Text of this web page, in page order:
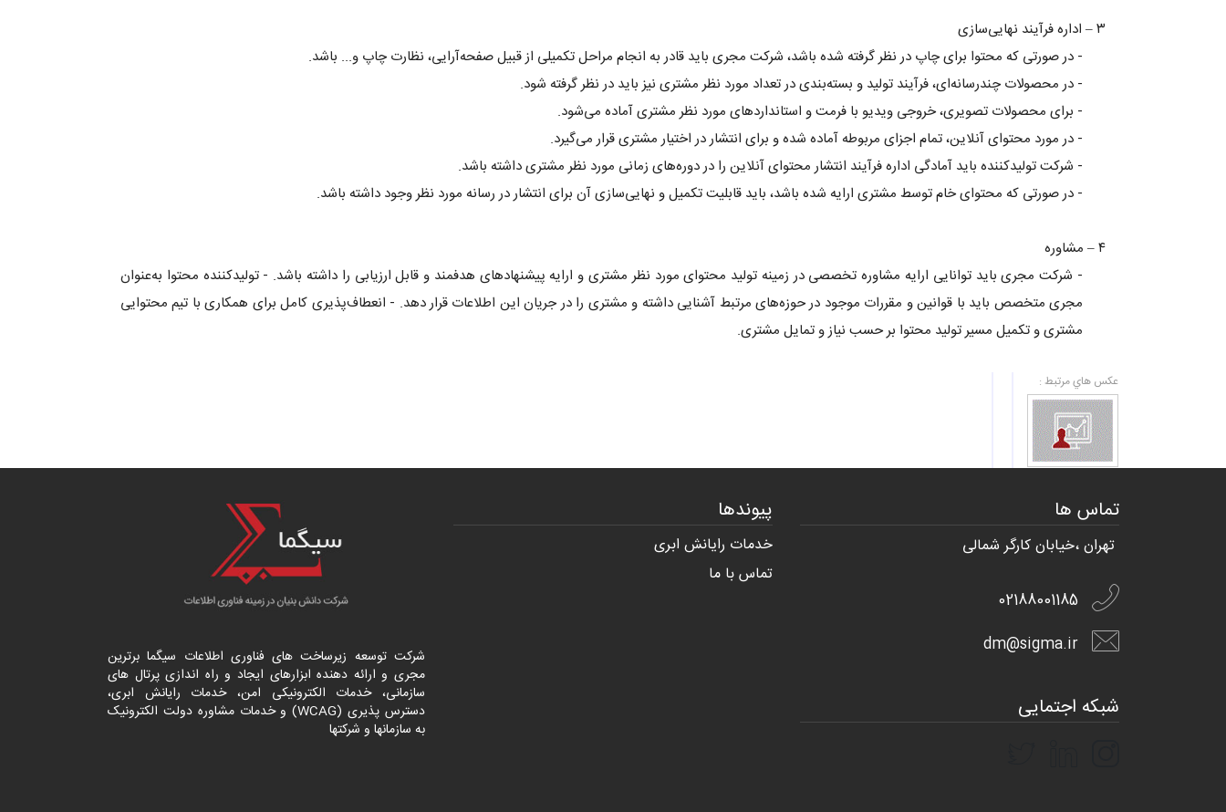
۳ – اداره فرآیند نهایی‌سازی
- در صورتی که محتوا برای چاپ در نظر گرفته شده باشد، شرکت مجری باید قادر به انجام مراحل تکمیلی از قبیل صفحه‌آرایی، نظارت چاپ و... باشد.
- در محصولات چندرسانه‌ای، فرآیند تولید و بسته‌بندی در تعداد مورد نظر مشتری نیز باید در نظر گرفته شود.
- برای محصولات تصویری، خروجی ویدیو با فرمت و استانداردهای مورد نظر مشتری آماده می‌شود.
- در مورد محتوای آنلاین، تمام اجزای مربوطه آماده شده و برای انتشار در اختیار مشتری قرار می‌گیرد.
- شرکت تولیدکننده باید آمادگی اداره فرآیند انتشار محتوای آنلاین را در دوره‌های زمانی مورد نظر مشتری داشته باشد.
- در صورتی که محتوای خام توسط مشتری ارایه شده باشد، باید قابلیت تکمیل و نهایی‌سازی آن برای انتشار در رسانه مورد نظر وجود داشته باشد.
۴ – مشاوره
- شرکت مجری باید توانایی ارایه مشاوره تخصصی در زمینه تولید محتوای مورد نظر مشتری و ارایه پیشنهادهای هدفمند و قابل ارزیابی را داشته باشد. - تولیدکننده محتوا به‌عنوان
مجری متخصص باید با قوانین و مقررات موجود در حوزه‌های مرتبط آشنایی داشته و مشتری را در جریان این اطلاعات قرار دهد. - انعطاف‌پذیری کامل برای همکاری با تیم محتوایی
مشتری و تکمیل مسیر تولید محتوا بر حسب نیاز و تمایل مشتری.
عكس هاي مرتبط :
تماس ها
تهران ،خیابان کارگر شمالی
02188001185
dm@sigma.ir
شبکه اجتمایی
پیوندها
خدمات رایانش ابری
تماس با ما
شرکت توسعه زیرساخت های فناوری اطلاعات سیگما برترین
مجری و ارائه دهنده ابزارهای ایجاد و راه اندازیپرتال های
سازمانی، خدمات الکترونیکی امن، خدمات رایانش ابری،
دسترس پذیری (WCAG) و خدمات مشاوره دولت الکترونیک
به سازمانها و شرکتها